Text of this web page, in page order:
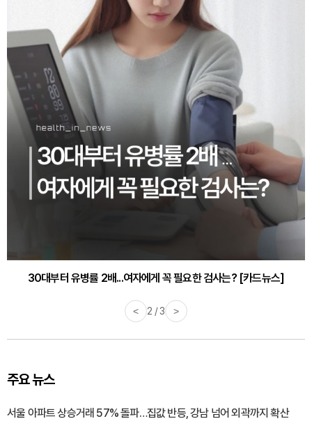
30대부터 유병률 2배...여자에게 꼭 필요한 검사는? [카드뉴스]
감기·독감 예방하고 면역력 높이는 4가지 영양제 [카드뉴스]
< 2 / 3 >
주요 뉴스
서울 아파트 상승거래 57% 돌파…집값 반등, 강남 넘어 외곽까지 확산